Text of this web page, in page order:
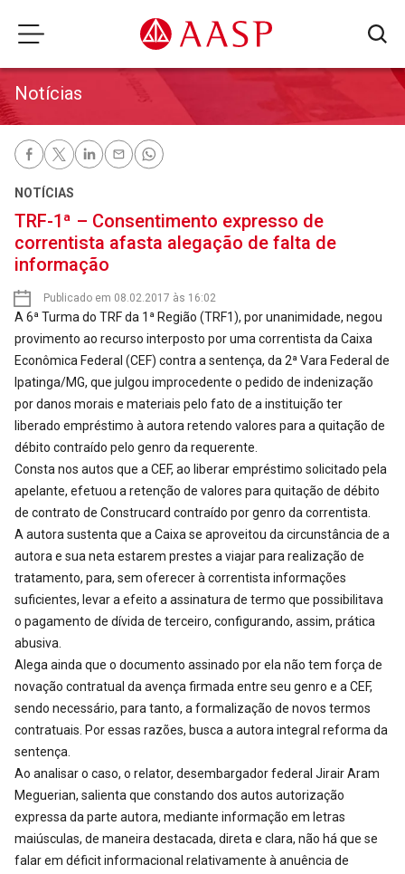
Notícias
NOTÍCIAS
TRF-1ª – Consentimento expresso de
correntista afasta alegação de falta de
informação
Publicado em 08.02.2017 às 16:02
A 6ª Turma do TRF da 1ª Região (TRF1), por unanimidade, negou
provimento ao recurso interposto por uma correntista da Caixa
Econômica Federal (CEF) contra a sentença, da 2ª Vara Federal de
Ipatinga/MG, que julgou improcedente o pedido de indenização
por danos morais e materiais pelo fato de a instituição ter
liberado empréstimo à autora retendo valores para a quitação de
débito contraído pelo genro da requerente.
Consta nos autos que a CEF, ao liberar empréstimo solicitado pela
apelante, efetuou a retenção de valores para quitação de débito
de contrato de Construcard contraído por genro da correntista.
A autora sustenta que a Caixa se aproveitou da circunstância de a
autora e sua neta estarem prestes a viajar para realização de
tratamento, para, sem oferecer à correntista informações
suficientes, levar a efeito a assinatura de termo que possibilitava
o pagamento de dívida de terceiro, configurando, assim, prática
abusiva.
Alega ainda que o documento assinado por ela não tem força de
novação contratual da avença firmada entre seu genro e a CEF,
sendo necessário, para tanto, a formalização de novos termos
contratuais. Por essas razões, busca a autora integral reforma da
sentença.
Ao analisar o caso, o relator, desembargador federal Jirair Aram
Meguerian, salienta que constando dos autos autorização
expressa da parte autora, mediante informação em letras
maiúsculas, de maneira destacada, direta e clara, não há que se
falar em déficit informacional relativamente à anuência de